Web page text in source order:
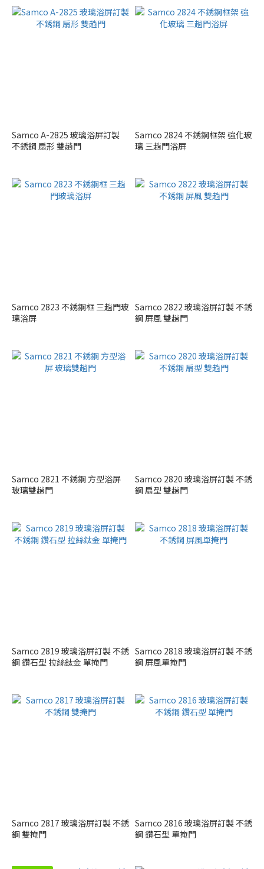
Samco A-2825 玻璃浴屏訂製
不銹鋼 扇形 雙趟門
Samco 2824 不銹鋼框架 強化玻
璃 三趟門浴屏
Samco 2823 不銹鋼框 三趟門玻
璃浴屏
Samco 2822 玻璃浴屏訂製 不銹
鋼 屏風 雙趟門
Samco 2821 不銹鋼 方型浴屏
玻璃雙趟門
Samco 2820 玻璃浴屏訂製 不銹
鋼 扇型 雙趟門
Samco 2819 玻璃浴屏訂製 不銹
鋼 鑽石型 拉絲鈦金 單掩門
Samco 2818 玻璃浴屏訂製 不銹
鋼 屏風單掩門
Samco 2817 玻璃浴屏訂製 不銹
鋼 雙掩門
Samco 2816 玻璃浴屏訂製 不銹
鋼 鑽石型 單掩門